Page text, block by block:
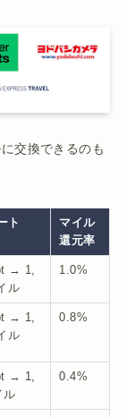
交換できるのも
ト
マイル
還元率
→ 1,
ル
1.0%
→ 1,
ル
0.8%
→ 1,
ル
0.4%